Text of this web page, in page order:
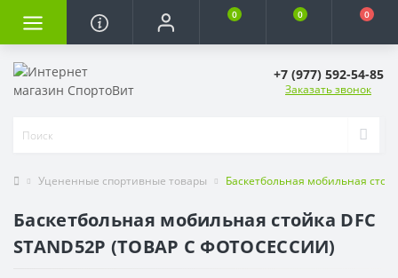
0 0 0
+7 (977) 592-54-85
Заказать звонок
Уцененные спортивные товары Баскетбольная мобильная
Баскетбольная мобильная стойка DFC
STAND52P (ТОВАР С ФОТОСЕССИИ)